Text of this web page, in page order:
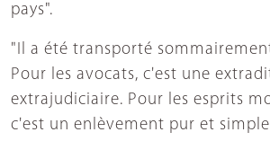
pays".
"Il a été transporté
Pour les avocats, c'est une
extrajudiciaire. Pour les esprits
c'est un enlèvement pur et